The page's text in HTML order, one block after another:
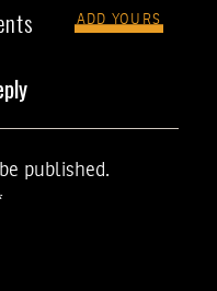
ADD YOURS
published.